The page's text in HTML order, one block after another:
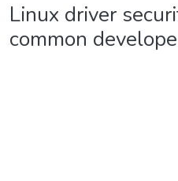
Linux driver
common